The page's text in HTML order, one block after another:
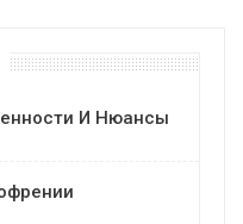
И Нюансы